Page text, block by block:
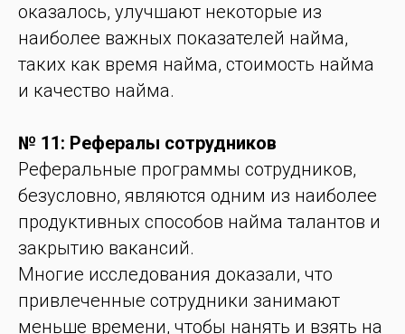
оказалось, улучшают некоторые из
наиболее важных показателей найма,
таких как время найма, стоимость найма
и качество найма.
№ 11: Рефералы сотрудников
Реферальные программы сотрудников,
безусловно, являются одним из наиболее
продуктивных способов найма талантов и
закрытию вакансий.
Многие исследования доказали, что
привлеченные сотрудники занимают
меньше времени, чтобы нанять и взять на